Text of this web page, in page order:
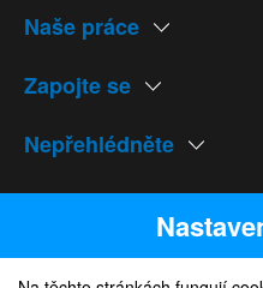
Naše práce
Zapojte se
Nepřehlédněte
Naše weby